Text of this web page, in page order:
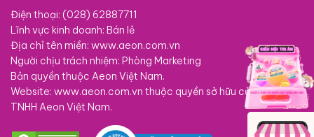
Điện thoại: (028) 62887711
Lĩnh vực kinh doanh: Bán lẻ
Địa chỉ tên miền: www.aeon.com.vn
Người chịu trách nhiệm: Phòng Marketing
Bản quyền thuộc Aeon Việt Nam.
Website: www.aeon.com.vn thuộc quyền sở hữu của Công ty
TNHH Aeon Việt Nam.